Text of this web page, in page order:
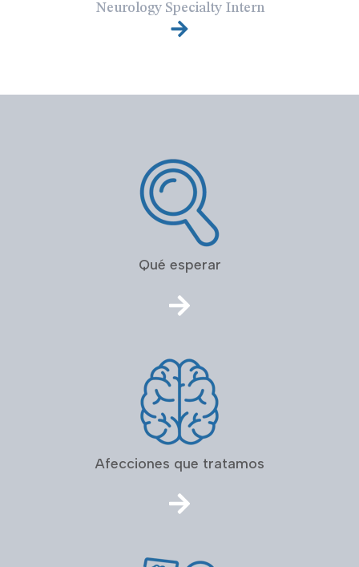
Neurology Specialty Intern
Qué esperar
Afecciones que tratamos